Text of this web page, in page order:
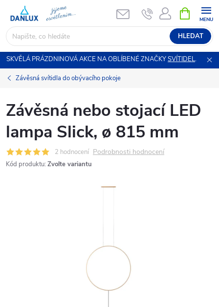
obsah
HLEDAT
NÁKUPNÍ
KOŠÍK
SKVĚLÁ PRÁZDNINOVÁ AKCE NA OBLÍBENÉ ZNAČKYSVÍTIDEL.
Závěsná svítidla do obývacího pokoje
Závěsná nebo stojací LED
lampa Slick, ø 815 mm
2 hodnocení Podrobnosti hodnocení
Kód produktu: Zvolte variantu